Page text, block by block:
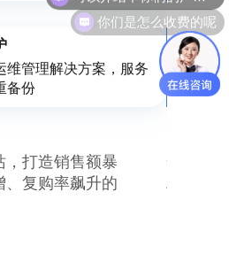
维管理解决方案，服务
备份
，打造销售额暴
、复购率飙升的
全渠道
精准商
你们是怎么收费的呢